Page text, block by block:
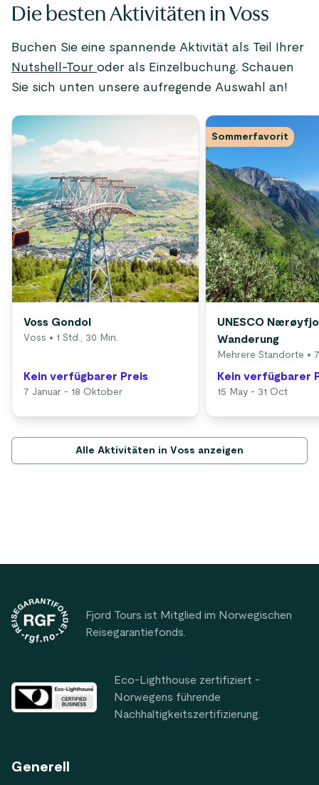
Die besten Aktivitäten in Voss
Buchen Sie eine spannende Aktivität als Teil Ihrer
Nutshell-Tour oder als Einzelbuchung. Schauen
Sie sich unten unsere aufregende Auswahl an!
Voss Gondol
Voss • 1 Std., 30 Min.
Kein verfügbarer Preis
7 Januar - 18 Oktober
Sommerfavorit
UNESCO
Wanderung
Mehrere Standorte •
Kein verfügbarer
15 May - 31 Oct
Alle Aktivitäten in Voss anzeigen
Fjord Tours ist Mitglied im Norwegischen
Reisegarantiefonds.
Eco-Lighthouse zertifiziert -
Norwegens führende
Nachhaltigkeitszertifizierung.
Generell